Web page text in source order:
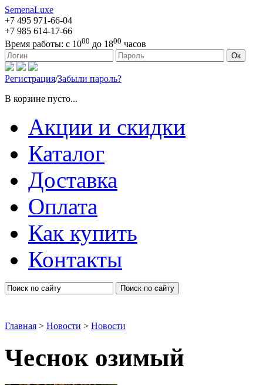
SemenaLuxe
+7 495 971-66-04
+7 985 614-17-66
Время работы: с 1000 до 1800 часов
127473, г. Москва, ул. Краснопролетарская, д. 16, стр. 1 Ок
Регистрация/Забыли пароль?
В корзине пусто...
Акции и скидки
Каталог
Доставка
Оплата
Как купить
Контакты
Поиск по сайту
Главная > Новости > Новости
Чеснок озимый